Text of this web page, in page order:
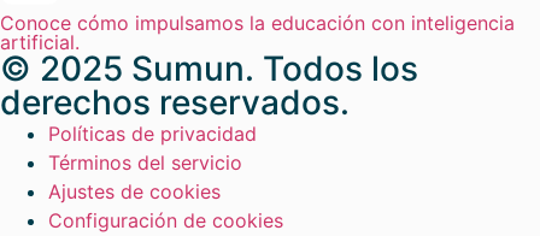
Conoce cómo impulsamos la educación con inteligencia
artificial.
© 2025 Sumun. Todos los
derechos reservados.
Políticas de privacidad
Términos del servicio
Ajustes de cookies
Configuración de cookies